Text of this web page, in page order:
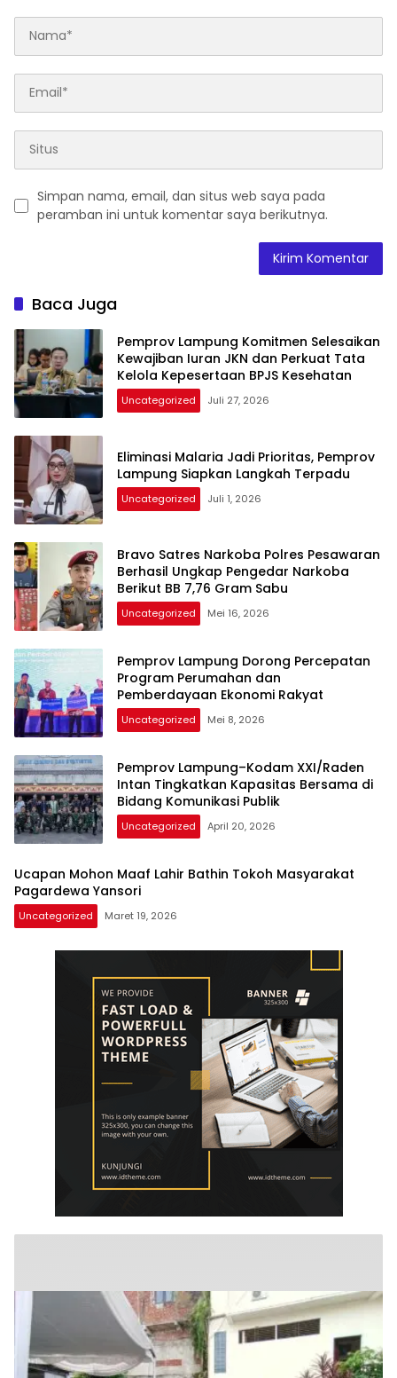
Simpan nama, email, dan situs web saya pada
peramban ini untuk komentar saya berikutnya.
Baca Juga
Pemprov Lampung Komitmen Selesaikan
Kewajiban Iuran JKN dan Perkuat Tata
Kelola Kepesertaan BPJS Kesehatan
Uncategorized Juli 27, 2026
Eliminasi Malaria Jadi Prioritas, Pemprov
Lampung Siapkan Langkah Terpadu
Uncategorized Juli 1, 2026
Bravo Satres Narkoba Polres Pesawaran
Berhasil Ungkap Pengedar Narkoba
Berikut BB 7,76 Gram Sabu
Uncategorized Mei 16, 2026
Pemprov Lampung Dorong Percepatan
Program Perumahan dan
Pemberdayaan Ekonomi Rakyat
Uncategorized Mei 8, 2026
Pemprov Lampung–Kodam XXI/Raden
Intan Tingkatkan Kapasitas Bersama di
Bidang Komunikasi Publik
Uncategorized April 20, 2026
Ucapan Mohon Maaf Lahir Bathin Tokoh Masyarakat
Pagardewa Yansori
Uncategorized Maret 19, 2026